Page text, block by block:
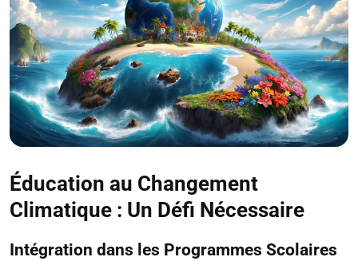
Éducation au Changement
Climatique : Un Défi Nécessaire
Intégration dans les Programmes Scolaires